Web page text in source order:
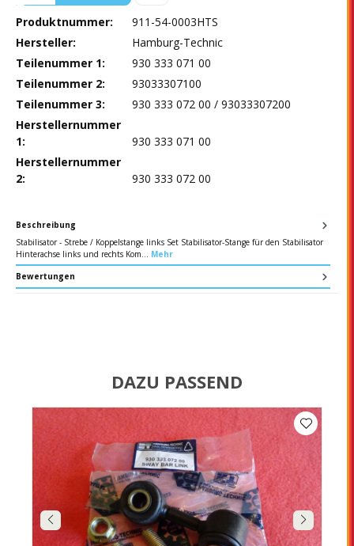
Produktnummer:
911-54-0003HTS
Hersteller:
Hamburg-Technic
Teilenummer 1:
930 333 071 00
Teilenummer 2:
93033307100
Teilenummer 3:
930 333 072 00 / 93033307200
Herstellernummer
1:
930 333 071 00
Herstellernummer
2:
930 333 072 00
Beschreibung
Stabilisator - Strebe / Koppelstange links Set Stabilisator-Stange für den Stabilisator
Hinterachse links und rechts Kom… Mehr
Bewertungen
DAZU PASSEND